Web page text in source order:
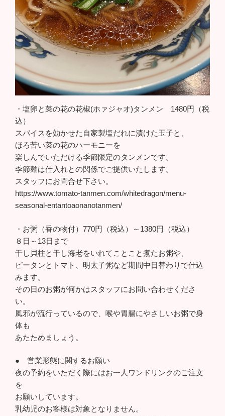
・塩卵と菜の花の花椒(ホァジャオ)タンメン 1480円（税
込）
スパイスを効かせた自家製塩だれに漬けた玉子と、
ほろ苦い菜の花のハーモニーを
楽しんでいただける季節限定のタンメンです。
季節麺は仕入れとの関係でご提供いたします。
スタッフにお問合せ下さい。
https://www.tomato-tanmen.com/whitedragon/menu-
seasonal-entantoaonanotanmen/
・お粥（香の物付）770円（税込）～1380円（税込）
８日～13日まで
干し貝柱と干し海老をいれてことこと煮たお粥や、
ピータンとトマト、明太子粥など期間中日替わりで仕込
みます。
その日のお粥が何かはスタッフにお問い合わせくださ
い。
風邪が流行っているので、喉や胃腸にやさしいお粥で身
体も
あたためましょう。
● 営業形態に関するお願い
夜の予約をいただく際にはお一人ワンドリンクのご注文
を
お願いしています。
乳幼児のお客様は対象となりません。